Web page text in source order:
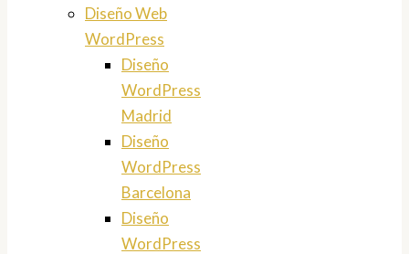
Diseño Web
WordPress
Diseño
WordPress
Madrid
Diseño
WordPress
Barcelona
Diseño
WordPress